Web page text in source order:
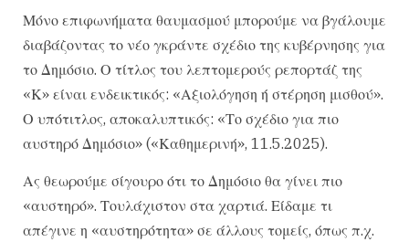
Μόνο επιφωνήματα θαυμασμού μπορούμε να βγάλουμε
διαβάζοντας το νέο γκράντε σχέδιο της κυβέρνησης για
το Δημόσιο. Ο τίτλος του λεπτομερούς ρεπορτάζ της
«Κ» είναι ενδεικτικός: «Αξιολόγηση ή στέρηση μισθού».
Ο υπότιτλος, αποκαλυπτικός: «Το σχέδιο για πιο
αυστηρό Δημόσιο» («Καθημερινή», 11.5.2025).
Ας θεωρούμε σίγουρο ότι το Δημόσιο θα γίνει πιο
«αυστηρό». Τουλάχιστον στα χαρτιά. Είδαμε τι
απέγινε η «αυστηρότητα» σε άλλους τομείς, όπως π.χ.